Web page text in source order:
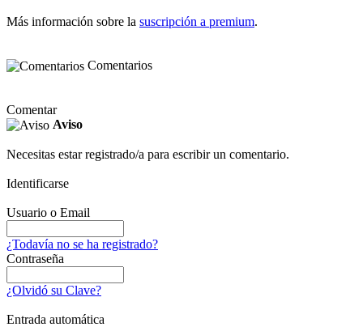
Más información sobre la suscripción a premium.
Comentarios
Comentar
Aviso
Necesitas estar registrado/a para escribir un comentario.
Identificarse
Usuario o Email
¿Todavía no se ha registrado?
Contraseña
¿Olvidó su Clave?
Entrada automática